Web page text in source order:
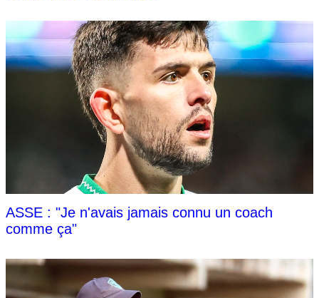
ASSE : "Je n'avais jamais connu un coach
comme ça"